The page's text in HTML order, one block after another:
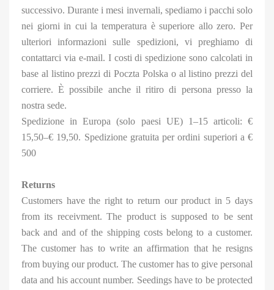
successivo. Durante i mesi invernali, spediamo i pacchi solo
nei giorni in cui la temperatura è superiore allo zero. Per
ulteriori informazioni sulle spedizioni, vi preghiamo di
contattarci via e-mail. I costi di spedizione sono calcolati in
base al listino prezzi di Poczta Polska o al listino prezzi del
corriere. È possibile anche il ritiro di persona presso la
nostra sede.
Spedizione in Europa (solo paesi UE) 1–15 articoli: €
15,50–€ 19,50. Spedizione gratuita per ordini superiori a €
500
Returns
Customers have the right to return our product in 5 days
from its receivment. The product is supposed to be sent
back and and of the shipping costs belong to a customer.
The customer has to write an affirmation that he resigns
from buying our product. The customer has to give personal
data and his account number. Seedings have to be protected